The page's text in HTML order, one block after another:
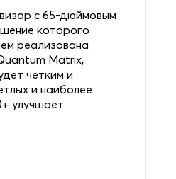
с 65-дюймовым
которого
реализована
Matrix,
четким и
и наиболее
улучшает